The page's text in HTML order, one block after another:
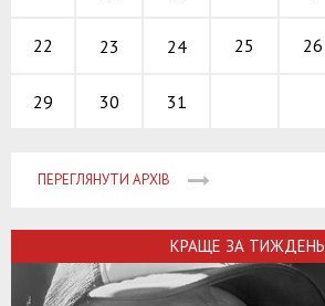
22 23 24 25 26
29 30 31
ПЕРЕГЛЯНУТИ АРХІВ
КРАЩЕ ЗА ТИЖДЕНЬ